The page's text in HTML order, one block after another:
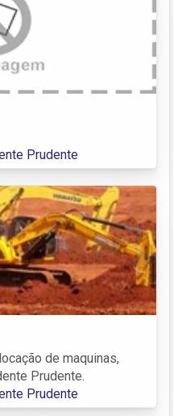
Prudente
de maquinas,
Prudente.
Prudente